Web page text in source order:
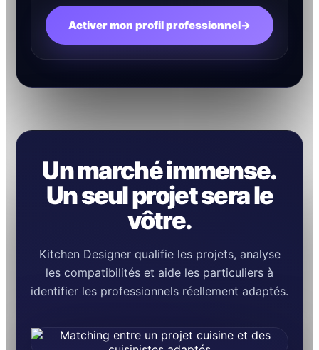
Activer mon profil professionnel→
Un marché immense.
Un seul projet sera le
vôtre.
Kitchen Designer qualifie les projets, analyse
les compatibilités et aide les particuliers à
identifier les professionnels réellement adaptés.